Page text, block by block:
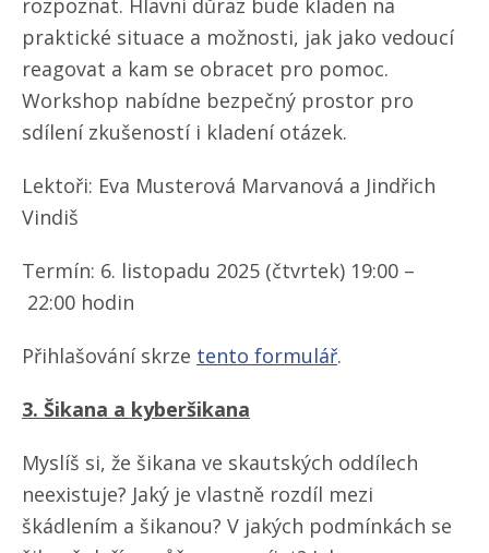
rozpoznat. Hlavní důraz bude kladen na
praktické situace a možnosti, jak jako vedoucí
reagovat a kam se obracet pro pomoc.
Workshop nabídne bezpečný prostor pro
sdílení zkušeností i kladení otázek.
Lektoři: Eva Musterová Marvanová a Jindřich
Vindiš
Termín: 6. listopadu 2025 (čtvrtek) 19:00 –
22:00 hodin
Přihlašování skrze tento formulář.
3. Šikana a kyberšikana
Myslíš si, že šikana ve skautských oddílech
neexistuje? Jaký je vlastně rozdíl mezi
škádlením a šikanou? V jakých podmínkách se